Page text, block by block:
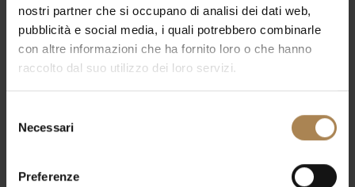
nostri partner che si occupano di analisi dei dati web,
pubblicità e social media, i quali potrebbero combinarle
con altre informazioni che ha fornito loro o che hanno
raccolto dal suo utilizzo dei loro servizi.
delNecessari
Preferenze
Events
Search
Search
Day
09/05/2025
Select
date.
Previous Day
Subscribe to calendar